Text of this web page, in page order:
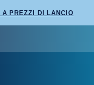
PREZZI DI LANCIO